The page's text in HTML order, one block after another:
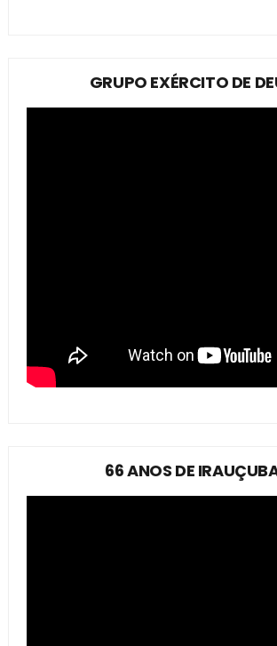
GRUPO EXÉRCITO DE
66 ANOS DE